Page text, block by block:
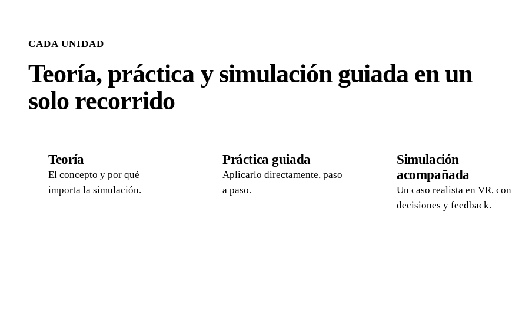
CADA UNIDAD
Teoría, práctica y simulación guiada en un
solo recorrido
Teoría
El concepto y por qué
importa la simulación.
Práctica guiada
Aplicarlo directamente, paso
a paso.
Simulación
acompañada
Un caso realista en VR, con
decisiones y feedback.